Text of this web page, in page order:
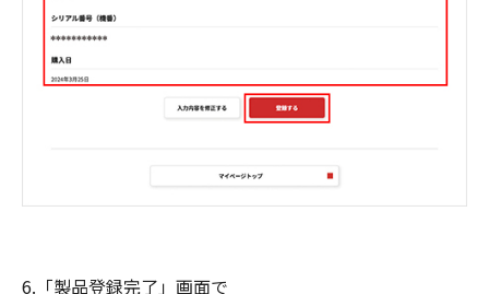
6.「製品登録完了」画面で